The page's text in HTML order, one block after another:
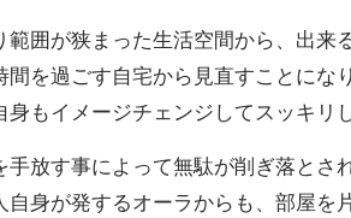
範囲が狭まった生活空間から、出来
間を過ごす自宅から見直すことにな
もイメージチェンジしてスッキリ
手放す事によって無駄が削ぎ落とさ
身が発するオーラからも、部屋を